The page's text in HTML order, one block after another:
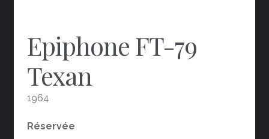
Epiphone FT-79
Texan
1964
Réservée